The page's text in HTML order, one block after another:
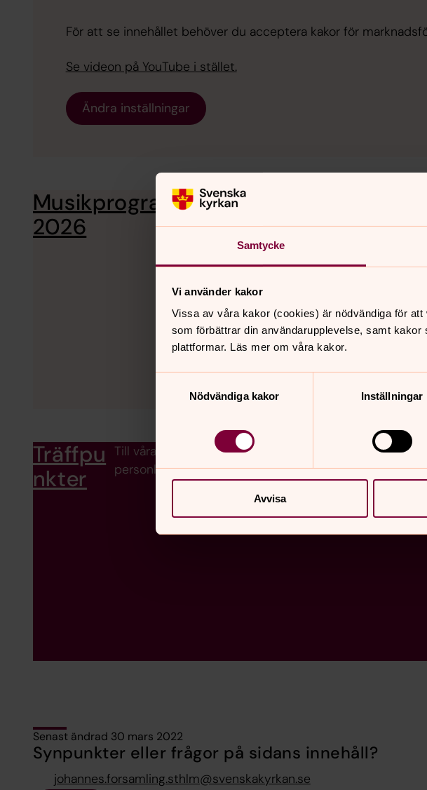
Samtycke
Vi använder kakor
Vissa av våra kakor (cookies) är nödvändiga för
som förbättrar din användarupplevelse, samt
plattformar. Läs mer om våra kakor.
Nödvändiga kakor
Inställningar
Avvisa
För att se innehållet behöver du acceptera kakor för
Se videon på YouTube i stället.
Ändra inställningar
Musikprogram
2026
Vi bjuder på ett brett utbud av
Träffpu
nkter
Till våra verksamheter och träffpunkter är alla
personliga möten och samtal. Vi ser fram emot att
Senast ändrad 30 mars 2022
Synpunkter eller frågor på sidans innehåll?
johannes.forsamling.sthlm@svenskakyrkan.se